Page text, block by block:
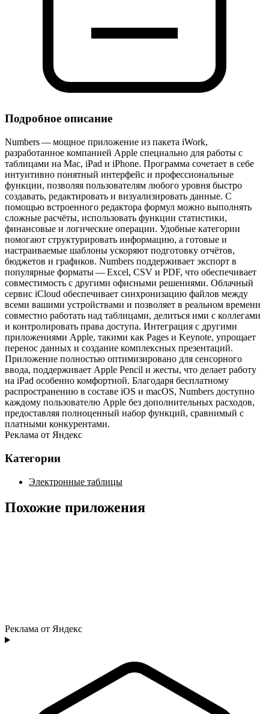
Подробное описание
Numbers — мощное приложение из пакета iWork,
разработанное компанией Apple специально для работы с
таблицами на Mac, iPad и iPhone. Программа сочетает в себе
интуитивно понятный интерфейс и профессиональные
функции, позволяя пользователям любого уровня быстро
создавать, редактировать и визуализировать данные. С
помощью встроенного редактора формул можно выполнять
сложные расчёты, использовать функции статистики,
финансовые и логические операции. Удобные категории
помогают структурировать информацию, а готовые и
настраиваемые шаблоны ускоряют подготовку отчётов,
бюджетов и графиков. Numbers поддерживает экспорт в
популярные форматы — Excel, CSV и PDF, что обеспечивает
совместимость с другими офисными решениями. Облачный
сервис iCloud обеспечивает синхронизацию файлов между
всеми вашими устройствами и позволяет в реальном времени
совместно работать над таблицами, делиться ими с коллегами
и контролировать права доступа. Интеграция с другими
приложениями Apple, такими как Pages и Keynote, упрощает
перенос данных и создание комплексных презентаций.
Приложение полностью оптимизировано для сенсорного
ввода, поддерживает Apple Pencil и жесты, что делает работу
на iPad особенно комфортной. Благодаря бесплатному
распространению в составе iOS и macOS, Numbers доступно
каждому пользователю Apple без дополнительных расходов,
предоставляя полноценный набор функций, сравнимый с
платными конкурентами.
Реклама от Яндекс
Категории
Электронные таблицы
Похожие приложения
Реклама от Яндекс